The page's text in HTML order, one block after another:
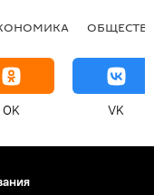
OK VK